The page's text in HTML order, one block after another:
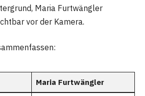
Maria Furtwängler
vor der Kamera.
Maria Furtwängler